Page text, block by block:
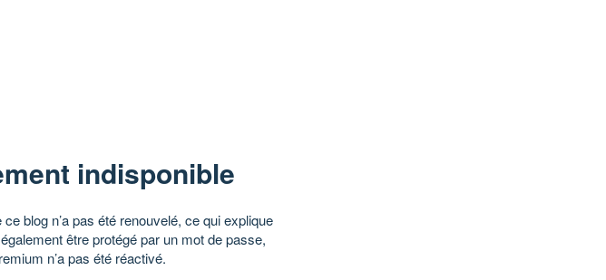
indisponible
blog n’a pas été renouvelé, ce qui explique
être protégé par un mot de passe,
n’a pas été réactivé.